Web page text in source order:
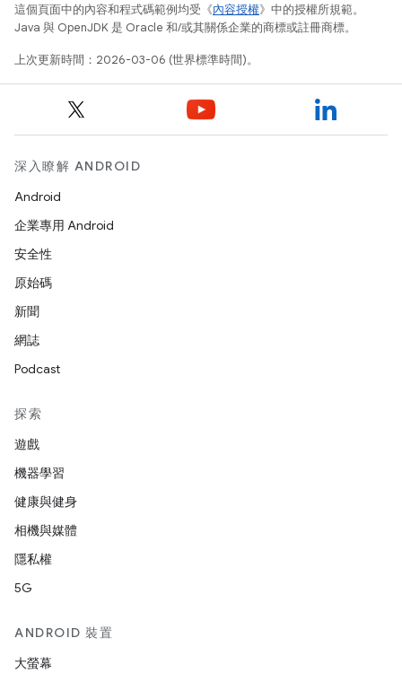
這個頁面中的內容和程式碼範例均受《內容授權》中的授權所規範。
Java 與 OpenJDK 是 Oracle 和/或其關係企業的商標或註冊商標。
上次更新時間：2026-03-06 (世界標準時間)。
深入瞭解 ANDROID
Android
企業專用 Android
安全性
原始碼
新聞
網誌
Podcast
探索
遊戲
機器學習
健康與健身
相機與媒體
隱私權
5G
ANDROID 裝置
大螢幕